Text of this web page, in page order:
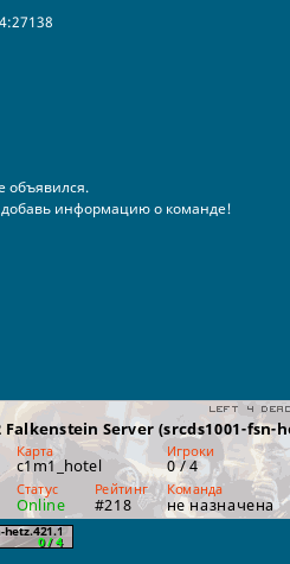
объявился.
информацию о команде!